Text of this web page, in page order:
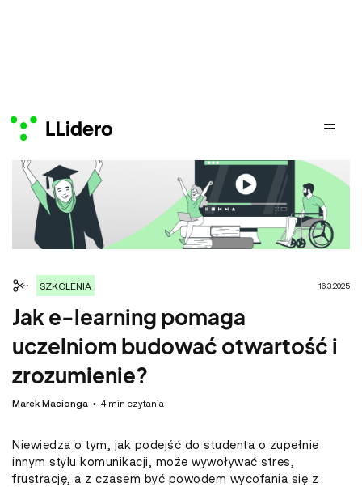
SZKOLENIA 16.3.2025
Jak e-learning pomaga
uczelniom budować otwartość i
zrozumienie?
Marek Macionga • 4 min czytania
Niewiedza o tym, jak podejść do studenta o zupełnie
innym stylu komunikacji, może wywoływać stres,
frustrację, a z czasem być powodem wycofania się z